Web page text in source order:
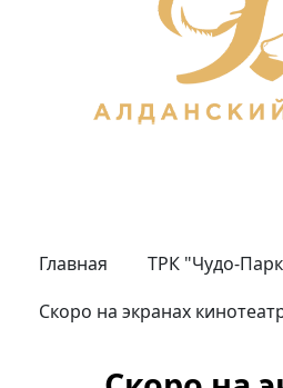
Главная
ТРК "Чудо-
Скоро на экранах